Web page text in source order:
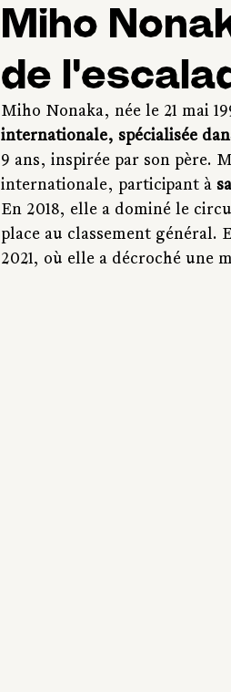
Miho
de
Miho Nonaka, née le 21 mai
internationale, spécialisée
9 ans, inspirée par son père.
internationale, participant à
En 2018, elle a dominé le
place au classement général.
2021, où elle a décroché une